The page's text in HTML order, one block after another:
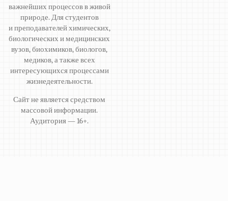
важнейших процессов в живой
природе. Для студентов
и преподавателей химических,
биологических и медицинских
вузов, биохимиков, биологов,
медиков, а также всех
интересующихся процессами
жизнедеятельности.
Сайт не является средством
массовой информации.
Аудитория — 16+.